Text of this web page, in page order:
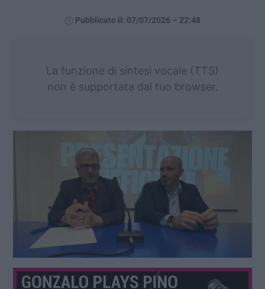
Pubblicato il: 07/07/2026 – 22:48
La funzione di sintesi vocale (TTS)
non è supportata dal tuo browser.